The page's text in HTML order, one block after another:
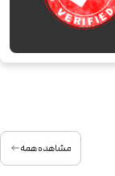
مشاهده همه